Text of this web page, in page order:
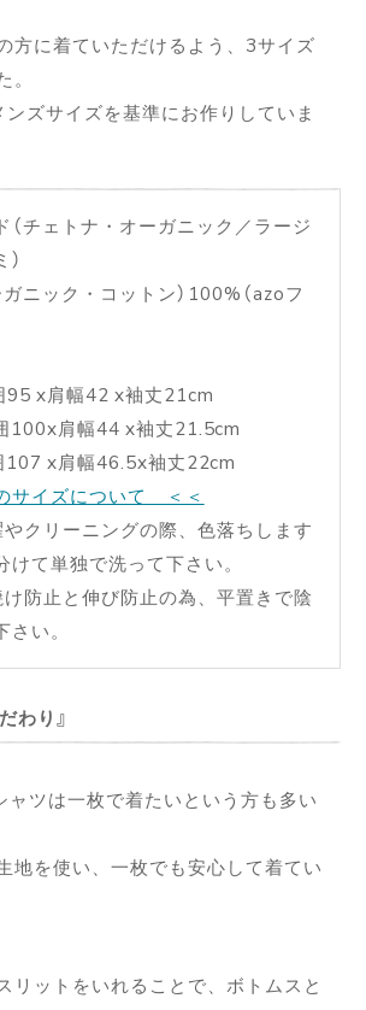
方に着ていただけるよう、3サイズ
ズサイズを基準にお作りしていま
（チェトナ・オーガニック／ラージ
ニック・コットン）100%（azoフ
95 x肩幅42 x袖丈21cm
100x肩幅44 x袖丈21.5cm
x肩幅46.5x袖丈22cm
サイズについて ＜＜
クリーニングの際、色落ちします
て単独で洗って下さい。
防止と伸び防止の為、平置きで陰
い。
わり
ツは一枚で着たいという方も多い
地を使い、一枚でも安心して着てい
リットをいれることで、ボトムスと